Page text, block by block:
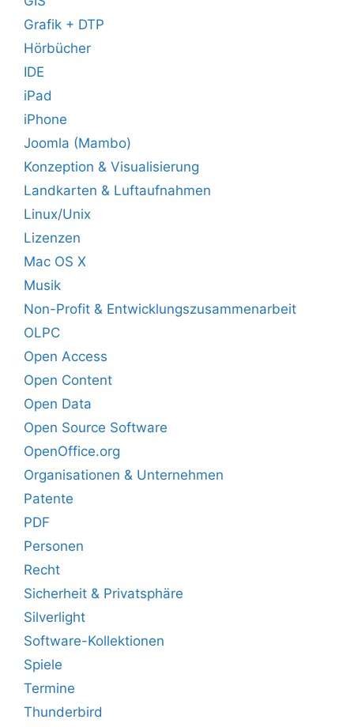
Grafik + DTP
Hörbücher
IDE
iPad
iPhone
Joomla (Mambo)
Konzeption & Visualisierung
Landkarten & Luftaufnahmen
Linux/Unix
Lizenzen
Mac OS X
Musik
Non-Profit & Entwicklungszusammenarbeit
OLPC
Open Access
Open Content
Open Data
Open Source Software
OpenOffice.org
Organisationen & Unternehmen
Patente
PDF
Personen
Recht
Sicherheit & Privatsphäre
Silverlight
Software-Kollektionen
Spiele
Termine
Thunderbird